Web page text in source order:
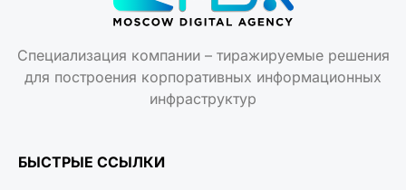
Специализация компании – тиражируемые решения
для построения корпоративных информационных
инфраструктур
БЫСТРЫЕ ССЫЛКИ